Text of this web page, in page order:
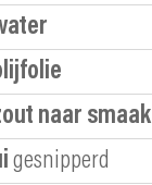
naar smaak
gesnipperd